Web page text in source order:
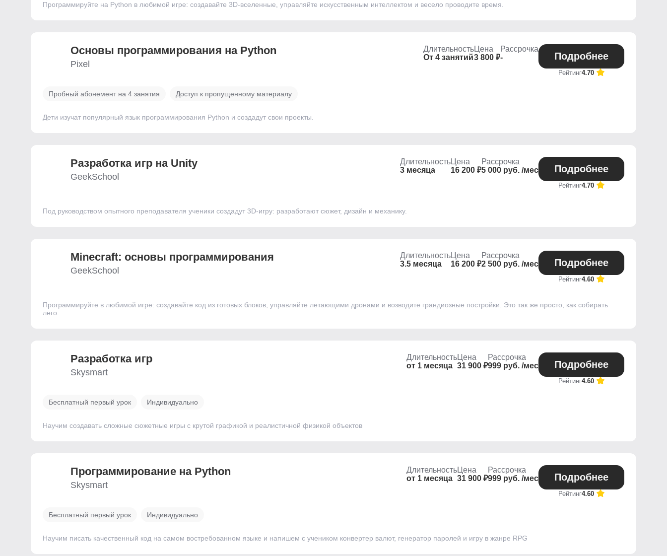
Программируйте на Python в любимой игре: создавайте 3D-вселенные, управляйте искусственным интеллектом и весело проводите время.
Основы программирования на Python
Pixel
Длительность
От 4 занятий
Цена
3 800 ₽
Рассрочка
-
Подробнее
Рейтинг4.70
Пробный абонемент на 4 занятия Доступ к пропущенному материалу
Дети изучат популярный язык программирования Python и создадут свои проекты.
Разработка игр на Unity
GeekSchool
Длительность
3 месяца
Цена
16 200 ₽
Рассрочка
5 000 руб. /мес
Подробнее
Рейтинг4.70
Под руководством опытного преподавателя ученики создадут 3D-игру: разработают сюжет, дизайн и механику.
Minecraft: основы программирования
GeekSchool
Длительность
3.5 месяца
Цена
16 200 ₽
Рассрочка
2 500 руб. /мес
Подробнее
Рейтинг4.60
Программируйте в любимой игре: создавайте код из готовых блоков, управляйте летающими дронами и возводите грандиозные постройки. Это так же просто, как собирать
лего.
Разработка игр
Skysmart
Длительность
от 1 месяца
Цена
31 900 ₽
Рассрочка
999 руб. /мес
Подробнее
Рейтинг4.60
Бесплатный первый урок Индивидуально
Научим создавать сложные сюжетные игры с крутой графикой и реалистичной физикой объектов
Программирование на Python
Skysmart
Длительность
от 1 месяца
Цена
31 900 ₽
Рассрочка
999 руб. /мес
Подробнее
Рейтинг4.60
Бесплатный первый урок Индивидуально
Научим писать качественный код на самом востребованном языке и напишем с учеником конвертер валют, генератор паролей и игру в жанре RPG